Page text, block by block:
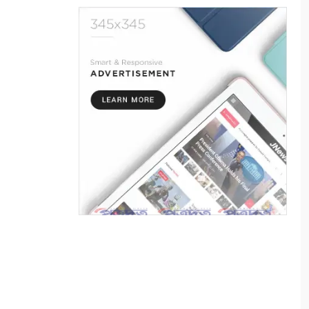
৫
সাতক্ষীরায় পানিতে ডুবে শিশুর
মৃত্যু বেড়েই চলেছে
৬
প্রযুক্তি, সাংবাদিকতা এবং একটি
পুতুল নাচে বেঁচে থাকে বাংলার
লোকঐতিহ্য